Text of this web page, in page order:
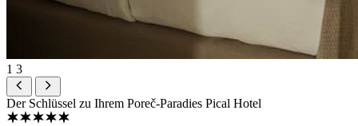
1 3
Der Schlüssel zu Ihrem Poreč-Paradies Pical Hotel